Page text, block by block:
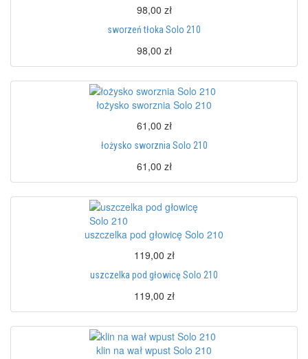
98,00 zł
sworzeń tłoka Solo 210
98,00 zł
łożysko sworznia Solo 210
61,00 zł
łożysko sworznia Solo 210
61,00 zł
uszczelka pod głowicę Solo 210
119,00 zł
uszczelka pod głowicę Solo 210
119,00 zł
klin na wał wpust Solo 210